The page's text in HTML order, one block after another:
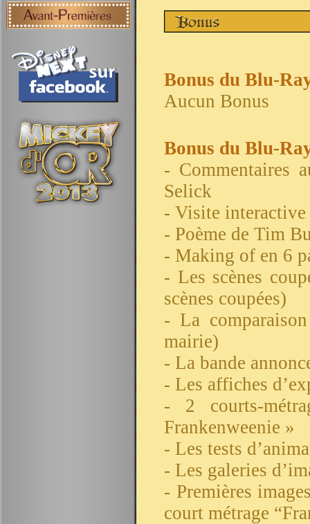
Bonus du Blu-
Aucun Bonus
Bonus du Blu-
- Commentaires
Selick
- Visite interactive
- Poème de Tim
- Making of en 6
- Les scènes
scènes coupées)
- La
mairie)
- La bande
- Les affiches
- 2 courts-
Frankenweenie »
- Les tests
- Les galeries
- Premières
court métrage